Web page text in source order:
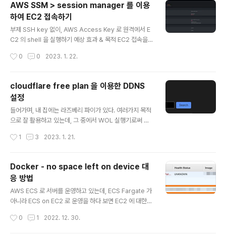
전에 ECS Fargate 가 아닌 ECS on EC2 를 사용하고 있
다. ECS 의 capacity provider 는 두 종류의 architect
ure(amd, arm)를 지원하기 위해 두 개가 구성돼있다. E
CS cluster 용 EC2 instance 에는 ecs agent 의 설정
있는 상..
AWS SSM > session manager 를 이용
하여 EC2 접속하기
부제 SSH key 없이, AWS Access Key 로 원격에서 E
C2 의 shell 을 실행하기 예상 효과 & 목적 EC2 접속을
생산성 향상 새로운 팀원에게 SSH Key 를 발급해주거나,
라 담당자의 생산성을 저하시키는 업무가 될 수 있음 Basti
on 서버를 따로 운영하지 않아도 됨 같은 망이 아닌, 원격
에서도 Private Subnet 에 있는 EC2 에 바로 접속할 수
있어서 개발자 생산성 향상시킬 수 있음 SSH 접속 기록을
감사 capabil..
0 0 2023. 1. 22.
cloudflare free plan 을 이용한 DDNS
설정
들어가며, 내 집에는 라즈베리 파이가 있다. 여러가지 목적
으로 잘 활용하고 있는데, 그 중에서 WOL 실행기로써 사
어디서든 집에 있는 컴퓨터를 켜고 각종 필요한 관공서/민
종종 있기 때문이다. 원래는 WOL 기능이 지원되는 iptim
e 의 공유기를 썼었는데, 이사온 집에서는 Wifi mesh 때
문에 통신사에서 빌려주는 공유기를 쓰고 있다. 따로 Wifi
mesh 를 구성할 수도 있었지만 굳이 비용을 들이지 않고
그렇게 쓰고 있다. 그러나 통신사에서 주는 공유기는 WOL
1 3 2023. 1. 21.
Docker - no space left on device 대
응 방법
AWS ECS 로 서버를 운영하고 있는데, ECS Fargate 가
아니라 ECS on EC2 로 운영을 하다 보면 EC2 에 대한
n EC2 로 운영하고 있는 상황에서 새로운 ECS task 를
0 1 2022. 12. 30.